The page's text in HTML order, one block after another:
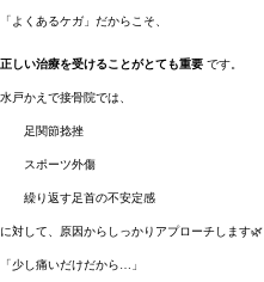
「よくあるケガ」だからこそ、
正しい治療を受けることがとても重要 です。
水戸かえで接骨院では、
足関節捻挫
スポーツ外傷
繰り返す足首の不安定感
に対して、原因からしっかりアプローチします🌿
「少し痛いだけだから…」